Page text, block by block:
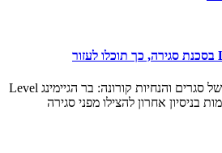
עוד קורבן פוטנציאלי של סגרים והנחיות קורונה: בר הגיימינג Level